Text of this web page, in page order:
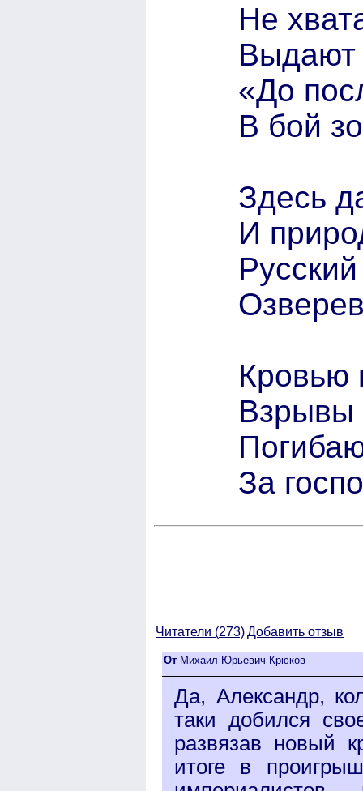
Не
Выдают
«До
В бой
Здесь
И
Кровью
Взрывы
За
Читатели (273)Добавить отзыв
От Михаил Юрьевич Крюков
Да, Александр,
таки добился
развязав новый
итоге в